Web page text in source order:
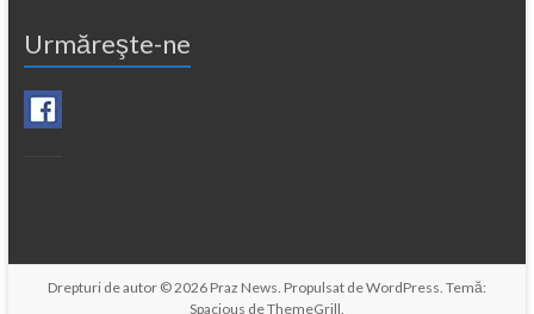
Urmăreşte-ne
Drepturi de autor © 2026 Praz News. Propulsat deWordPress. Temă:
Spacious deThemeGrill.